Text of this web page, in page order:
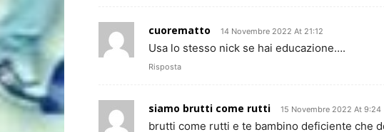
cuorematto 14 Novembre 2022 At 21:12
Usa lo stesso nick se hai educazione….
Risposta
siamo brutti come rutti 15 Novembre 2022 At 9:24
brutti come rutti e te bambino deficiente che